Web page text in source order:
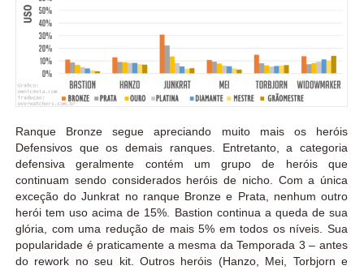
Ranque Bronze segue apreciando muito mais os heróis
Defensivos que os demais ranques. Entretanto, a categoria
defensiva geralmente contém um grupo de heróis que
continuam sendo considerados heróis de nicho. Com a única
exceção do Junkrat no ranque Bronze e Prata, nenhum outro
herói tem uso acima de 15%. Bastion continua a queda de sua
glória, com uma redução de mais 5% em todos os níveis. Sua
popularidade é praticamente a mesma da Temporada 3 – antes
do rework no seu kit. Outros heróis (Hanzo, Mei, Torbjorn e